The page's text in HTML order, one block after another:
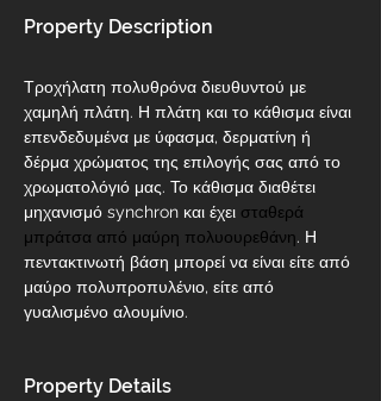
Property Description
Τροχήλατη πολυθρόνα διευθυντού με
χαμηλή πλάτη. Η πλάτη και το κάθισμα είναι
επενδεδυμένα με ύφασμα, δερματίνη ή
δέρμα χρώματος της επιλογής σας από το
χρωματολόγιό μας. Το κάθισμα διαθέτει
μηχανισμό synchron και έχει σταθερά
μπράτσα από μαύρη πολυουρεθάνη. Η
πεντακτινωτή βάση μπορεί να είναι είτε από
μαύρο πολυπροπυλένιο, είτε από
γυαλισμένο αλουμίνιο.
Property Details